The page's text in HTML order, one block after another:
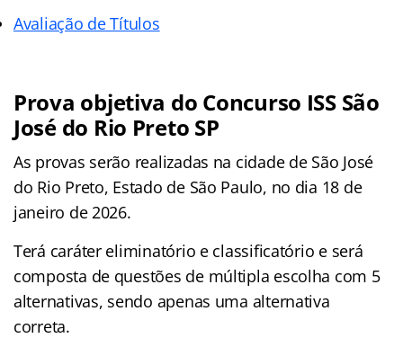
Avaliação de Títulos
Prova objetiva do Concurso ISS São
José do Rio Preto SP
As provas serão realizadas na cidade de São José
do Rio Preto, Estado de São Paulo, no dia 18 de
janeiro de 2026.
Terá caráter eliminatório e classificatório e será
composta de questões de múltipla escolha com 5
alternativas, sendo apenas uma alternativa
correta.